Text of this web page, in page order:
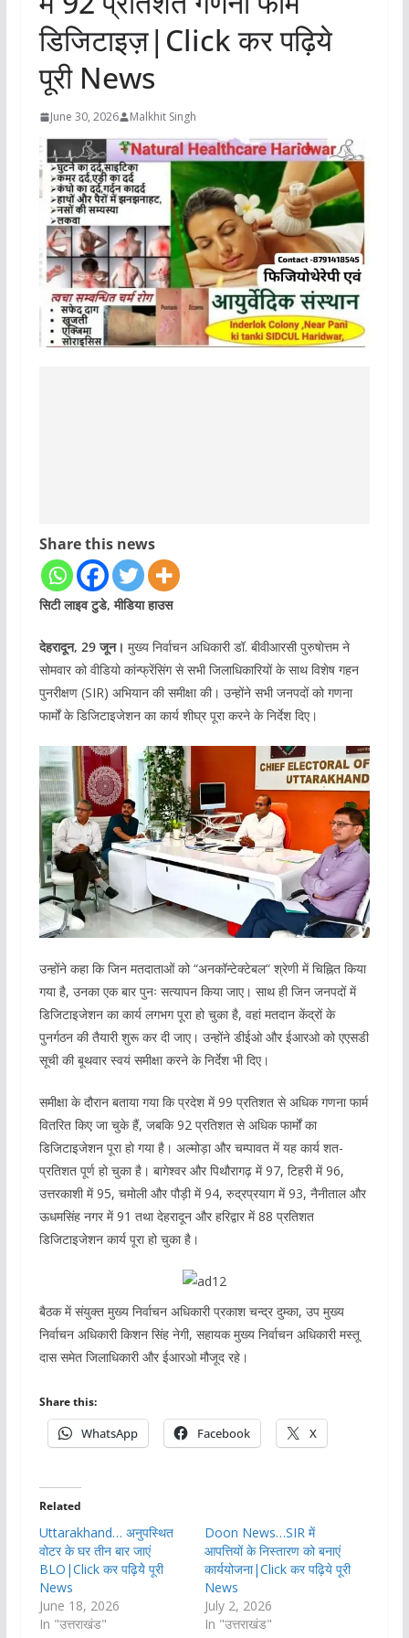
डिजिटाइज़|Click कर पढ़िये
पूरी News
June 30, 2026 Malkhit Singh
Share this news
सिटी लाइव टुडे, मीडिया हाउस
देहरादून, 29 जून। मुख्य निर्वाचन अधिकारी डॉ. बीवीआरसी पुरुषोत्तम ने
सोमवार को वीडियो कांन्फ्रेंसिंग से सभी जिलाधिकारियों के साथ विशेष गहन
पुनरीक्षण (SIR) अभियान की समीक्षा की। उन्होंने सभी जनपदों को गणना
फार्मों के डिजिटाइजेशन का कार्य शीघ्र पूरा करने के निर्देश दिए।
उन्होंने कहा कि जिन मतदाताओं को “अनकॉन्टेक्टेबल“ श्रेणी में चिह्नित किया
गया है, उनका एक बार पुनः सत्यापन किया जाए। साथ ही जिन जनपदों में
डिजिटाइजेशन का कार्य लगभग पूरा हो चुका है, वहां मतदान केंद्रों के
पुनर्गठन की तैयारी शुरू कर दी जाए। उन्होंने डीईओ और ईआरओ को एएसडी
सूची की बूथवार स्वयं समीक्षा करने के निर्देश भी दिए।
समीक्षा के दौरान बताया गया कि प्रदेश में 99 प्रतिशत से अधिक गणना फार्म
वितरित किए जा चुके हैं, जबकि 92 प्रतिशत से अधिक फार्मों का
डिजिटाइजेशन पूरा हो गया है। अल्मोड़ा और चम्पावत में यह कार्य शत-
प्रतिशत पूर्ण हो चुका है। बागेश्वर और पिथौरागढ़ में 97, टिहरी में 96,
उत्तरकाशी में 95, चमोली और पौड़ी में 94, रुद्रप्रयाग में 93, नैनीताल और
ऊधमसिंह नगर में 91 तथा देहरादून और हरिद्वार में 88 प्रतिशत
डिजिटाइजेशन कार्य पूरा हो चुका है।
बैठक में संयुक्त मुख्य निर्वाचन अधिकारी प्रकाश चन्द्र दुम्का, उप मुख्य
निर्वाचन अधिकारी किशन सिंह नेगी, सहायक मुख्य निर्वाचन अधिकारी मस्तू
दास समेत जिलाधिकारी और ईआरओ मौजूद रहे।
Share this:
WhatsApp Facebook X
Related
Uttarakhand… अनुपस्थित
वोटर के घर तीन बार जाएं
BLO|Click कर पढ़ियेे पूरी
News
June 18, 2026
In "उत्तराखंड"
Doon News…SIR में
आपत्तियों के निस्तारण को बनाएं
कार्ययोजना|Click कर पढ़िये पूरी
News
July 2, 2026
In "उत्तराखंड"